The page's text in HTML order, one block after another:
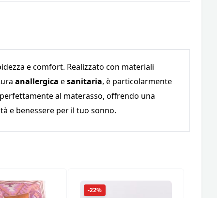
e comfort. Realizzato con materiali
anallergica esanitaria, è particolarmente
al materasso, offrendo una
e benessere per il tuo sonno.
-22%